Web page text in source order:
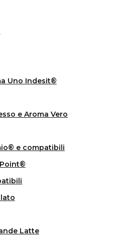
Uno Indesit®
e Aroma Vero
e compatibili
Latte